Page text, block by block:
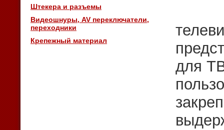
Штекера и разъемы
Видеошнуры, AV переключатели,
переходники
Крепежный материал
для